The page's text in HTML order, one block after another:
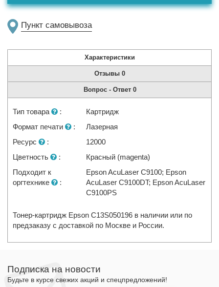
Пункт самовывоза
Характеристики
Отзывы 0
Вопрос - Ответ 0
Тип товара :
Картридж
Формат печати
:
Лазерная
Ресурс
:
12000
Цветность
:
Красный (magenta)
Подходит к
оргтехнике
:
Epson AcuLaser C9100; Epson
AcuLaser C9100DT; Epson AcuLaser
C9100PS
Тонер-картридж Epson C13S050196 в наличии или по
предзаказу с доставкой по Москве и России.
Подписка на новости
Будьте в курсе свежих акций и спецпредложений!